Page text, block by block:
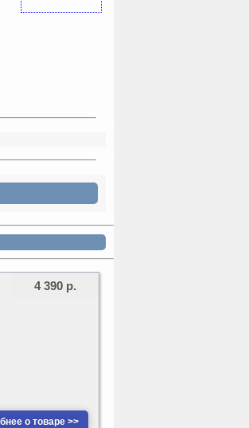
о товаре >>
4 390 р.